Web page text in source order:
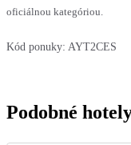
oficiálnou kategóriou.
Kód ponuky: AYT2CES
Podobné